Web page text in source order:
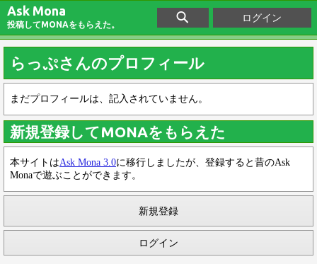
Ask Mona
投稿してMONAをもらえた。
ログイン
らっぷさんのプロフィール
まだプロフィールは、記入されていません。
新規登録してMONAをもらえた
本サイトはAsk Mona 3.0に移行しましたが、登録すると昔のAsk
Monaで遊ぶことができます。
新規登録
ログイン